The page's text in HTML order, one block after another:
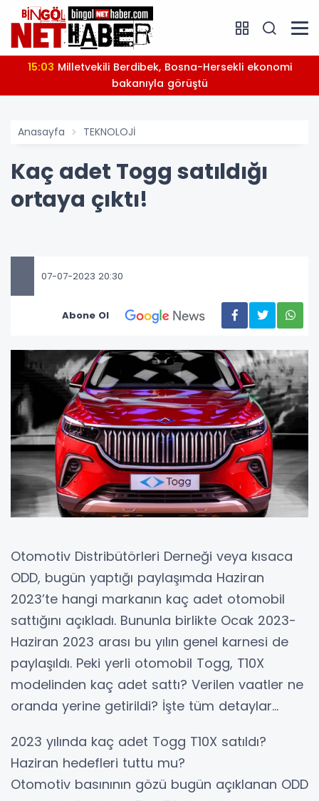
15:03
bakanıyla görüştü
Anasayfa TEKNOLOJİ
Kaç adet Togg satıldığı
ortaya çıktı!
07-07-2023 20:30
Abone Ol
Otomotiv Distribütörleri Derneği veya kısaca
ODD, bugün yaptığı paylaşımda Haziran
2023’te hangi markanın kaç adet otomobil
sattığını açıkladı. Bununla birlikte Ocak 2023-
Haziran 2023 arası bu yılın genel karnesi de
paylaşıldı. Peki yerli otomobil Togg, T10X
modelinden kaç adet sattı? Verilen vaatler ne
oranda yerine getirildi? İşte tüm detaylar…
2023 yılında kaç adet Togg T10X satıldı?
Haziran hedefleri tuttu mu?
Otomotiv basınının gözü bugün açıklanan ODD